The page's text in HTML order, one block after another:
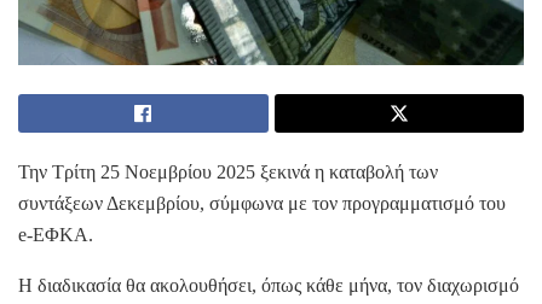
Την Τρίτη 25 Νοεμβρίου 2025 ξεκινά η καταβολή των
συντάξεων Δεκεμβρίου, σύμφωνα με τον προγραμματισμό του
e-ΕΦΚΑ.
Η διαδικασία θα ακολουθήσει, όπως κάθε μήνα, τον διαχωρισμό